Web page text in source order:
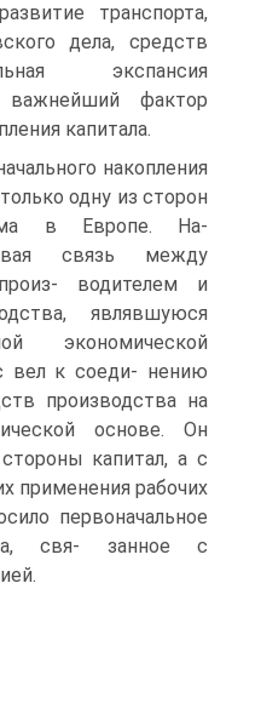
транспорта,
дела, средств
экспансия
фактор
капитала.
накопления
одну из сторон
в Европе. На-
связь между
водителем и
являвшуюся
экономической
вел к соеди- нению
производства на
основе. Он
капитал, а с
применения рабочих
первоначальное
свя- занное с